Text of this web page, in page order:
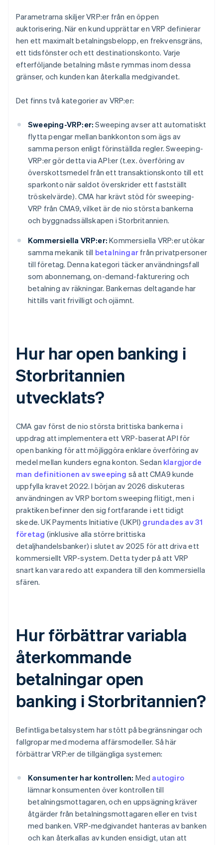
Parametrarna skiljer VRP:er från en öppen
auktorisering. När en kund upprättar en VRP definierar
hen ett maximalt betalningsbelopp, en frekvensgräns,
ett tidsfönster och ett destinationskonto. Varje
efterföljande betalning måste rymmas inom dessa
gränser, och kunden kan återkalla medgivandet.
Det finns två kategorier av VRP:er:
Sweeping-VRP:er: Sweeping avser att automatiskt
flytta pengar mellan bankkonton som ägs av
samma person enligt förinställda regler. Sweeping-
VRP:er gör detta via API:er (t.ex. överföring av
överskottsmedel från ett transaktionskonto till ett
sparkonto när saldot överskrider ett fastställt
tröskelvärde). CMA har krävt stöd för sweeping-
VRP från CMA9, vilket är de nio största bankerna
och byggnadssällskapen i Storbritannien.
Kommersiella VRP:er: Kommersiella VRP:er utökar
samma mekanik till betalningar från privatpersoner
till företag. Denna kategori täcker användningsfall
som abonnemang, on-demand-fakturering och
betalning av räkningar. Bankernas deltagande har
hittills varit frivilligt och ojämnt.
Hur har open banking i
Storbritannien
utvecklats?
CMA gav först de nio största brittiska bankerna i
uppdrag att implementera ett VRP-baserat API för
open banking för att möjliggöra enklare överföring av
medel mellan kunders egna konton. Sedan klargjorde
man definitionen av sweeping så att CMA9 kunde
uppfylla kravet 2022. I början av 2026 diskuteras
användningen av VRP bortom sweeping flitigt, men i
praktiken befinner den sig fortfarande i ett tidigt
skede. UK Payments Initiative (UKPI) grundades av 31
företag (inklusive alla större brittiska
detaljhandelsbanker) i slutet av 2025 för att driva ett
kommersiellt VRP-system. Detta tyder på att VRP
snart kan vara redo att expandera till den kommersiella
sfären.
Hur förbättrar variabla
återkommande
betalningar open
banking i Storbritannien?
Befintliga betalsystem har stött på begränsningar och
fallgropar med moderna affärsmodeller. Så här
förbättrar VRP:er de tillgängliga systemen:
Konsumenter har kontrollen: Med autogiro
lämnar konsumenten över kontrollen till
betalningsmottagaren, och en uppsägning kräver
åtgärder från betalningsmottagaren eller en tvist
med banken. VRP-medgivandet hanteras av banken
och kan återkallas av kunden ensidigt, utan att